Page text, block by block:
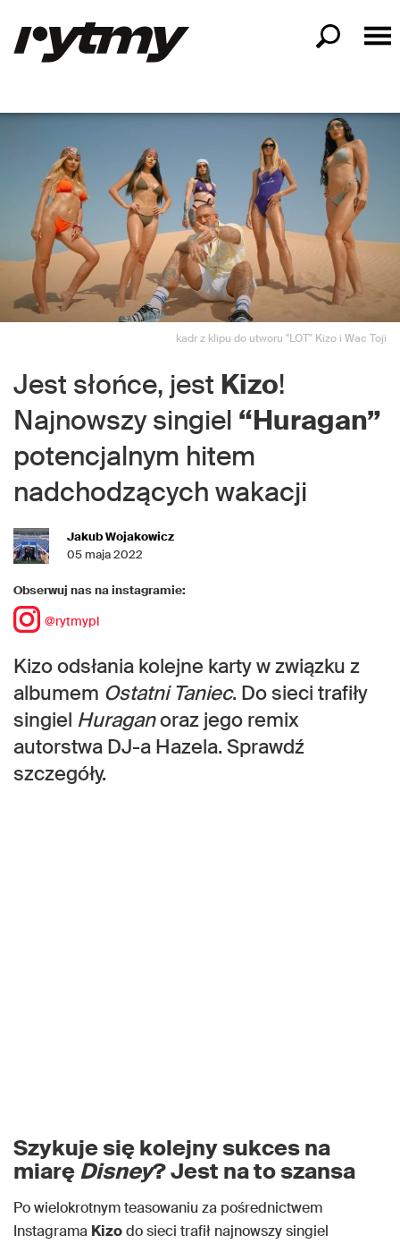
kadr z klipu do utworu "LOT" Kizo i Wac Toji
Jest słońce, jest Kizo!
Najnowszy singiel “Huragan”
potencjalnym hitem
nadchodzących wakacji
Jakub Wojakowicz
05 maja 2022
Obserwuj nas na instagramie:
@rytmypl
Kizo odsłania kolejne karty w związku z
albumem Ostatni Taniec. Do sieci trafiły
singiel Huraganoraz jego remix
autorstwa DJ-a Hazela. Sprawdź
szczegóły.
Szykuje się kolejny sukces na
miaręDisney? Jest na to szansa
Po wielokrotnym teasowaniu za pośrednictwem
Instagrama Kizodo sieci trafił najnowszy singiel